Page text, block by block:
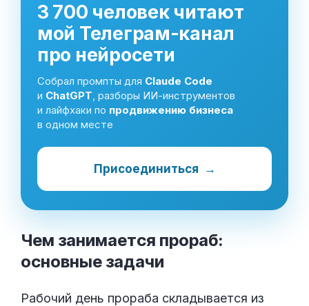
3 700 человек читают
мой Телеграм-канал
про нейросети
Собрал промпты для Claude Code
и ChatGPT, разборы ИИ-инструментов
и лайфхаки по продвижению бизнеса
в одном месте
Присоединиться →
Чем занимается прораб:
основные задачи
Рабочий день прораба складывается из